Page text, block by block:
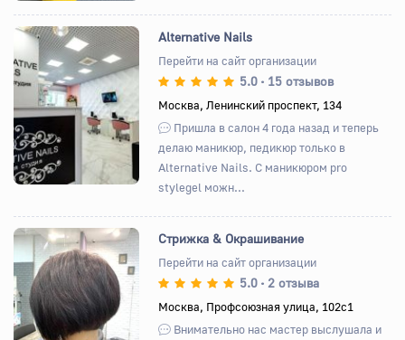
Назад Вперед
Alternative Nails
Перейти на сайт организации
5.0 • 15 отзывов
Москва, Ленинский проспект, 134
Пришла в салон 4 года назад и теперь
делаю маникюр, педикюр только в
Alternative Nails. С маникюром pro
stylegel можн...
Назад Вперед
Стрижка & Окрашивание
Перейти на сайт организации
5.0 • 2 отзыва
Москва, Профсоюзная улица, 102с1
Внимательно нас мастер выслушала и